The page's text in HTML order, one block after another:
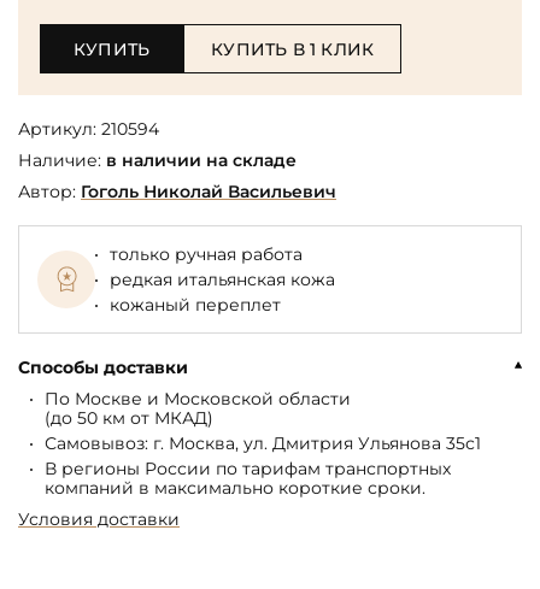
КУПИТЬ КУПИТЬ В 1 КЛИК
Артикул: 210594
Наличие: в наличии на складе
Автор: Гоголь Николай Васильевич
только ручная работа
редкая итальянская кожа
кожаный переплет
Способы доставки
По Москве и Московской области
(до 50 км от МКАД)
Самовывоз: г. Москва, ул. Дмитрия Ульянова 35с1
В регионы России по тарифам транспортных
компаний в максимально короткие сроки.
Условия доставки